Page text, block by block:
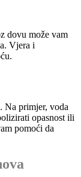
dovu može vam
Vjera i
Na primjer, voda
opasnost ili
pomoći da